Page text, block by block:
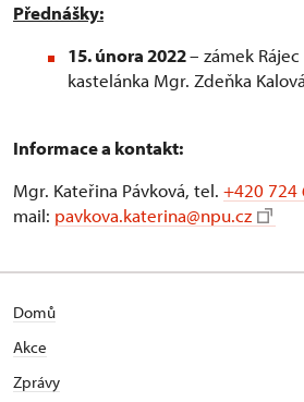
Přednášky:
15. února 2022– zámek
kastelánka Mgr. Zdeňka Kalová
Informace a kontakt:
Mgr. Kateřina Pávková, tel. +420 724
mail: pavkova.katerina@npu.cz
Domů
Akce
Zprávy